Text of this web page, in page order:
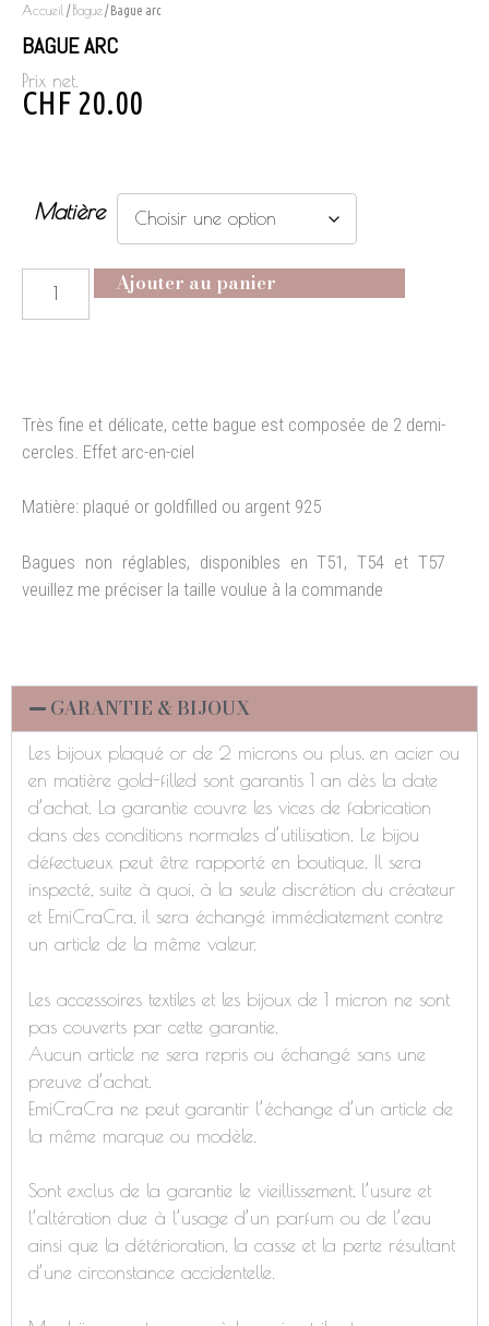
Accueil /Bague / Bague arc
BAGUE ARC
Prix net.
CHF 20.00
Matière
Ajouter au panier
Très fine et délicate, cette bague est composée de 2 demi-
cercles. Effet arc-en-ciel
Matière: plaqué or goldfilled ou argent 925
Bagues non réglables, disponibles en T51, T54 et T57
veuillez me préciser la taille voulue à la commande
GARANTIE & BIJOUX
Les bijoux plaqué or de 2 microns ou plus, en acier ou
en matière gold-filled sont garantis 1 an dès la date
d’achat. La garantie couvre les vices de fabrication
dans des conditions normales d’utilisation. Le bijou
défectueux peut être rapporté en boutique. Il sera
inspecté, suite à quoi, à la seule discrétion du créateur
et EmiCraCra, il sera échangé immédiatement contre
un article de la même valeur.
Les accessoires textiles et les bijoux de 1 micron ne sont
pas couverts par cette garantie.
Aucun article ne sera repris ou échangé sans une
preuve d’achat.
EmiCraCra ne peut garantir l’échange d’un article de
la même marque ou modèle.
Sont exclus de la garantie le vieillissement, l’usure et
l’altération due à l’usage d’un parfum ou de l’eau
ainsi que la détérioration, la casse et la perte résultant
d’une circonstance accidentelle.